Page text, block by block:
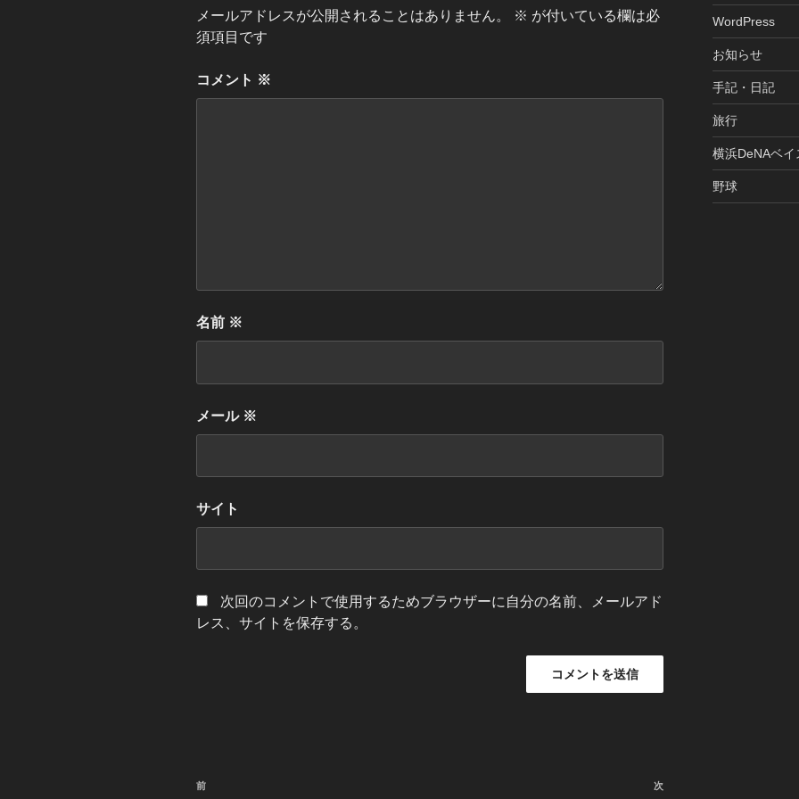
メールアドレスが公開されることはありません。 ※ が付いている欄は必
須項目です
コメント ※
名前 ※
メール ※
サイト
次回のコメントで使用するためブラウザーに自分の名前、メールアド
レス、サイトを保存する。
投
前
前 次
次
WordPress
お知らせ
手記・日記
旅行
横浜DeNAベイ
野球